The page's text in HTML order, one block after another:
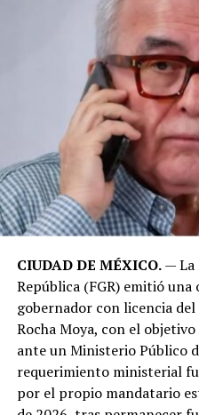
CIUDAD DE MÉXICO.— La
República (FGR) emitió
gobernador con licencia del
Rocha Moya, con el
ante un Ministerio Público
requerimiento ministerial
por el propio mandatario